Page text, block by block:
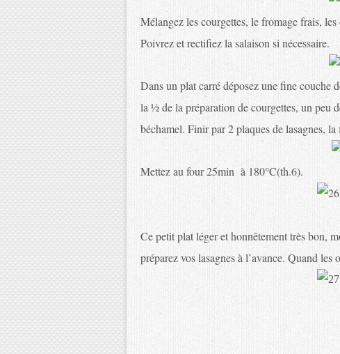
Mélangez les courgettes, le fromage frais,
Poivrez et rectifiez la salaison si nécessaire.
Dans un plat carré déposez une fine couche
la ½ de la préparation de courgettes, un peu
béchamel. Finir par 2 plaques de lasagnes,
Mettez au four 25min à 180°C(th.6).
Ce petit plat léger et honnêtement très bon,
préparez vos lasagnes à l’avance. Quand